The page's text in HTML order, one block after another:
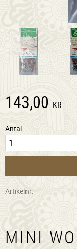
143,00 KR
Antal
Artikelnr
MINI